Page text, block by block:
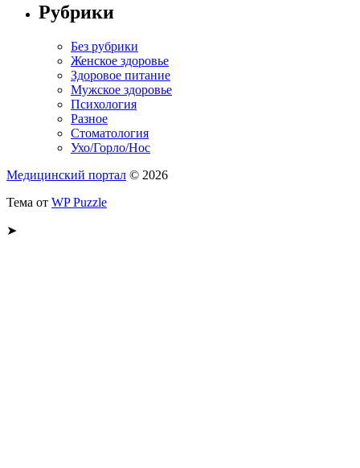
Рубрики
Без рубрики
Женское здоровье
Здоровое питание
Мужское здоровье
Психология
Разное
Стоматология
Ухо/Горло/Нос
Медицинский портал © 2026
Тема от WP Puzzle
➤